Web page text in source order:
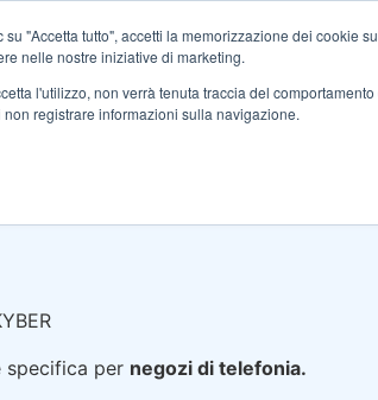
su "Accetta tutto", accetti la memorizzazione dei cookie
nelle nostre iniziative di marketing.
l'utilizzo, non verrà tenuta traccia del
non registrare informazioni sulla navigazione.
Guide Chi
specifica per negozi di telefonia.